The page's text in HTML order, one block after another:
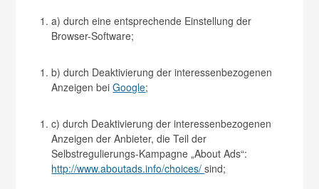
a) durch eine entsprechende Einstellung der
Browser-Software;
b) durch Deaktivierung der interessenbezogenen
Anzeigen beiGoogle;
c) durch Deaktivierung der interessenbezogenen
Anzeigen der Anbieter, die Teil der
Selbstregulierungs-Kampagne „About Ads“:
http://www.aboutads.info/choices/sind;